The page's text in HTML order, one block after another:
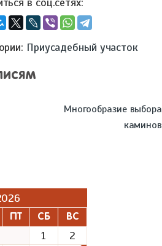
Приусадебный участок
Многообразие выбора
каминов
ПТ СБ ВС
1
2